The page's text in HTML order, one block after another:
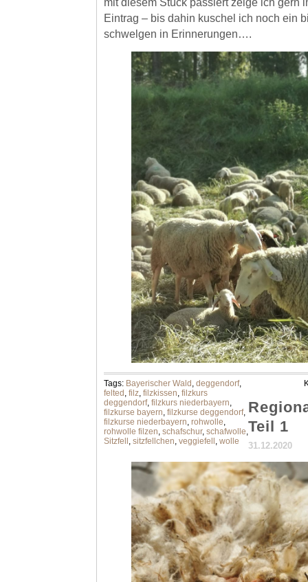
Eintrag – bis dahin kuschel ich noch ein
schwelgen in Erinnerungen….
Tags: Bayerischer Wald deggendorf,
felted filz filzkissen filzkurs
deggendorf, filzkurs niederbayern
filzkurse bayern filzkurse deggendorf,
filzkurse niederbayern rohwolle
rohwolle filzen schafschur, schafwolle
Sitzfell sitzfellchen veggiefell wolle
Teil 1
31.12.2020